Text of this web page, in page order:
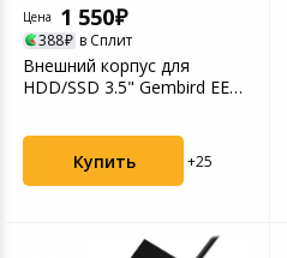
Цена
1 550
388 в Сплит
Внешний корпус для
HDD/SSD 3.5" Gembird EE3-
Купить +25